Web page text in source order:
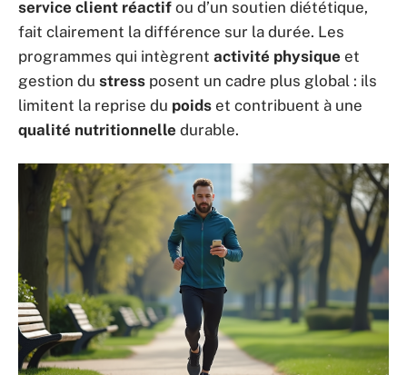
service client réactif ou d’un soutien diététique,
fait clairement la différence sur la durée. Les
programmes qui intègrent activité physique et
gestion du stress posent un cadre plus global : ils
limitent la reprise du poids et contribuent à une
qualité nutritionnelle durable.